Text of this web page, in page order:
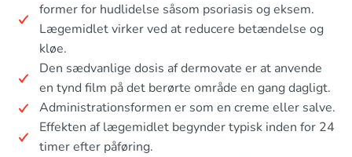
former for hudlidelse såsom psoriasis og eksem.
Lægemidlet virker ved at reducere betændelse og
kløe.
Den sædvanlige dosis af dermovate er at anvende
en tynd film på det berørte område en gang dagligt.
Administrationsformen er som en creme eller salve.
Effekten af lægemidlet begynder typisk inden for 24
timer efter påføring.